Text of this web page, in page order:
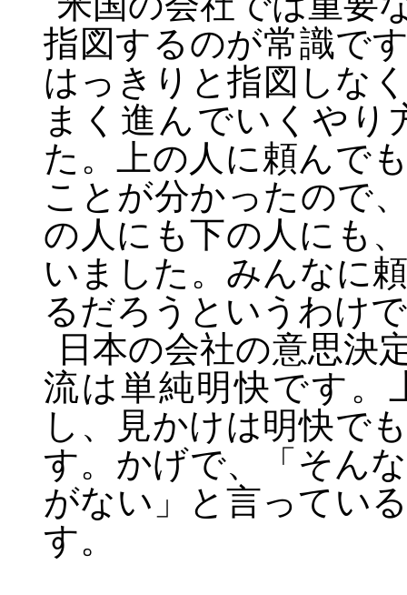
指図するのが常識で
はっきりと指図しな
まく進んでいくやり
た。上の人に頼んで
ことが分かったので
の人にも下の人にも
いました。みんなに
るだろうというわけ
日本の会社の意思決
流は単純明快です。
し、見かけは明快で
す。かげで、「そん
がない」と言ってい
す。